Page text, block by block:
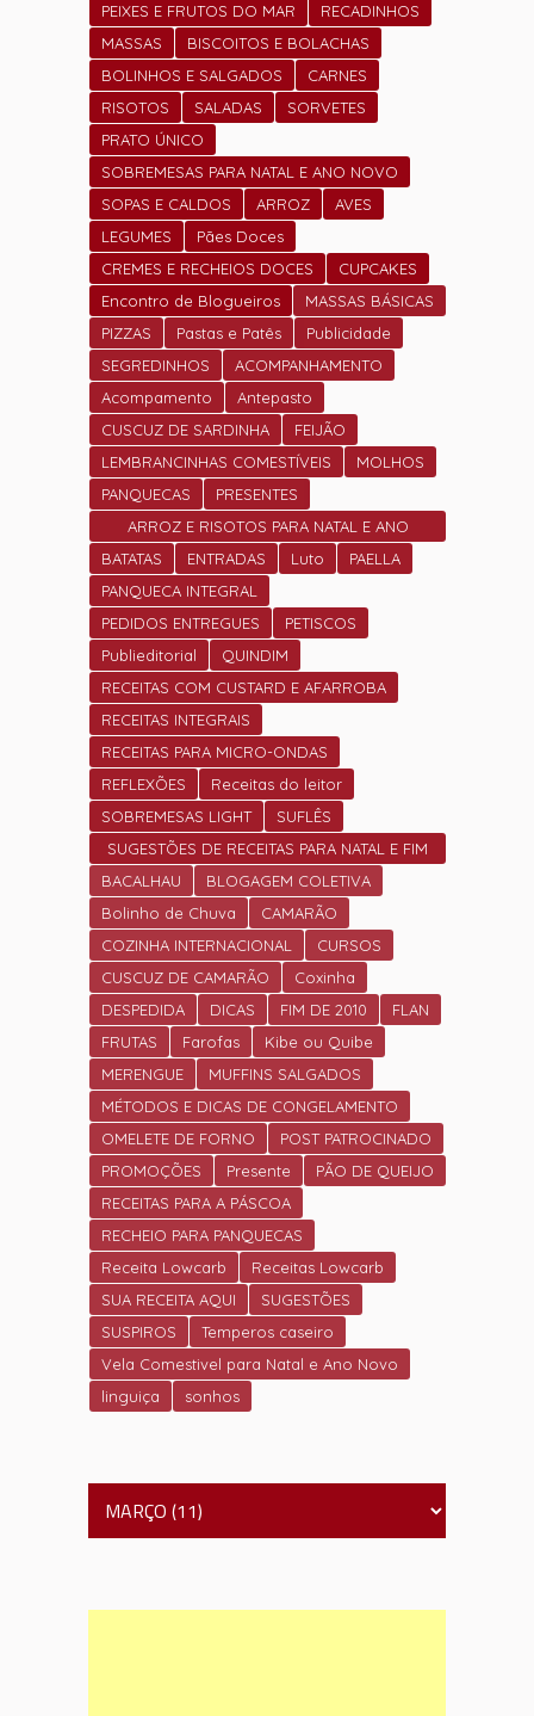
PEIXES E FRUTOS DO MAR
RECADINHOS
MASSAS
BISCOITOS E BOLACHAS
BOLINHOS E SALGADOS
CARNES
RISOTOS
SALADAS
SORVETES
PRATO ÚNICO
SOBREMESAS PARA NATAL E ANO NOVO
SOPAS E CALDOS
ARROZ
AVES
LEGUMES
Pães Doces
CREMES E RECHEIOS DOCES
CUPCAKES
Encontro de Blogueiros
MASSAS BÁSICAS
PIZZAS
Pastas e Patês
Publicidade
SEGREDINHOS
ACOMPANHAMENTO
Acompamento
Antepasto
CUSCUZ DE SARDINHA
FEIJÃO
LEMBRANCINHAS COMESTÍVEIS
MOLHOS
PANQUECAS
PRESENTES
ARROZ E RISOTOS PARA NATAL E ANO
NOVO
BATATAS ENTRADAS Luto
PAELLA
PANQUECA INTEGRAL
PEDIDOS ENTREGUES
PETISCOS
Publieditorial
QUINDIM
RECEITAS COM CUSTARD E AFARROBA
RECEITAS INTEGRAIS
RECEITAS PARA MICRO-ONDAS
REFLEXÕES
Receitas do leitor
SOBREMESAS LIGHT
SUFLÊS
SUGESTÕES DE RECEITAS PARA NATAL E FIM
DE ANO.
BACALHAU
BLOGAGEM COLETIVA
Bolinho de Chuva
CAMARÃO
COZINHA INTERNACIONAL
CURSOS
CUSCUZ DE CAMARÃO
Coxinha
DESPEDIDA
DICAS FIM DE 2010
FLAN
FRUTAS
Farofas
Kibe ou Quibe
MERENGUE
MUFFINS SALGADOS
MÉTODOS E DICAS DE CONGELAMENTO
OMELETE DE FORNO
POST PATROCINADO
PROMOÇÕES
Presente
PÃO DE QUEIJO
RECEITAS PARA A PÁSCOA
RECHEIO PARA PANQUECAS
Receita Lowcarb
Receitas Lowcarb
SUA RECEITA AQUI
SUGESTÕES
SUSPIROS
Temperos caseiro
Vela Comestivel para Natal e Ano Novo
linguiça
sonhos